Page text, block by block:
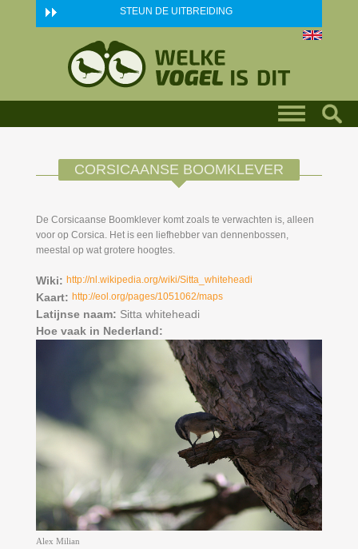
Skip to main content STEUN DE UITBREIDING
CORSICAANSE BOOMKLEVER
De Corsicaanse Boomklever komt zoals te verwachten is, alleen
voor op Corsica. Het is een liefhebber van dennenbossen,
meestal op wat grotere hoogtes.
Wiki: http://nl.wikipedia.org/wiki/Sitta_whiteheadi
Kaart: http://eol.org/pages/1051062/maps
Latijnse naam: Sitta whiteheadi
Hoe vaak in Nederland:
Alex Milian